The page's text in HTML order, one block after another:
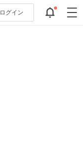
ログイン